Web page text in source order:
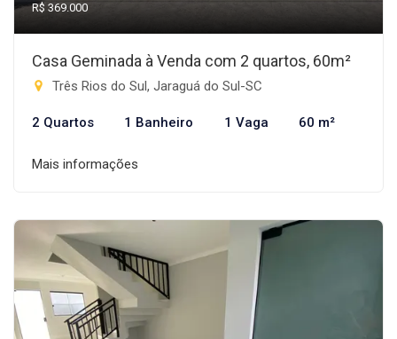
R$ 369.000
Casa Geminada à Venda com 2 quartos, 60m²
Três Rios do Sul, Jaraguá do Sul-SC
2 Quartos 1 Banheiro 1 Vaga 60 m²
Mais informações